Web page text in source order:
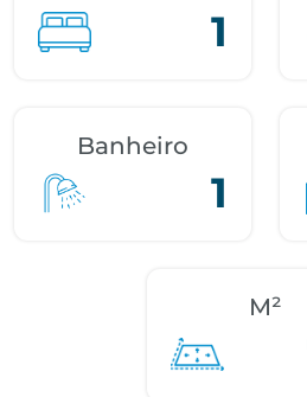
1
Banheiro
1
M²